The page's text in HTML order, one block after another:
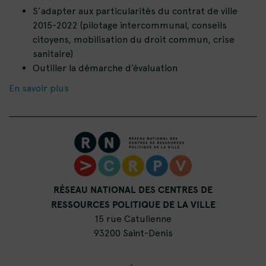
S’adapter aux particularités du contrat de ville
2015-2022 (pilotage intercommunal, conseils
citoyens, mobilisation du droit commun, crise
sanitaire)
Outiller la démarche d’évaluation
En savoir plus
RÉSEAU NATIONAL DES CENTRES DE
RESSOURCES POLITIQUE DE LA VILLE
15 rue Catulienne
93200 Saint-Denis